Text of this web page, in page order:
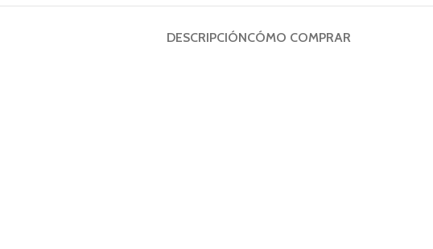
DESCRIPCIÓNCÓMO COMPRAR